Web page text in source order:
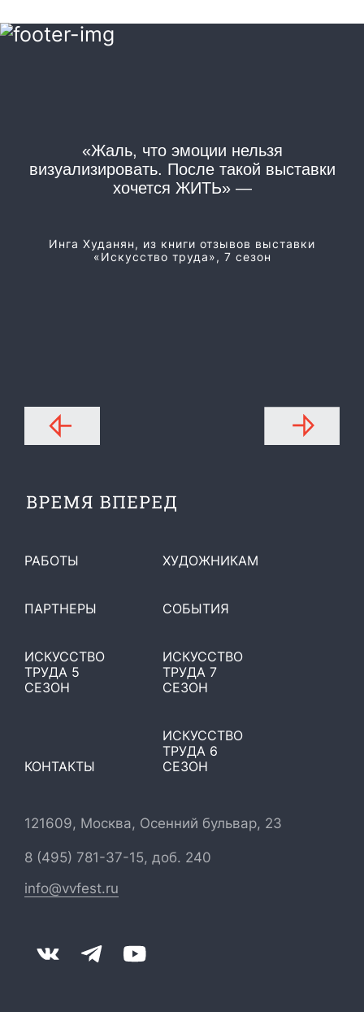
«Жаль, что эмоции нельзя
визуализировать. После такой выставки
хочется ЖИТЬ» —
Инга Худанян, из книги отзывов выставки
«Искусство труда», 7 сезон
121609, Москва, Осенний бульвар, 23
8 (495) 781-37-15, доб. 240
info@vvfest.ru
РАБОТЫ ХУДОЖНИКАМ
ПАРТНЕРЫ СОБЫТИЯ
КОНТАКТЫ
ИСКУССТВО
ТРУДА 5
СЕЗОН
ИСКУССТВО
ТРУДА 6
СЕЗОН
ИСКУССТВО
ТРУДА 7
СЕЗОН